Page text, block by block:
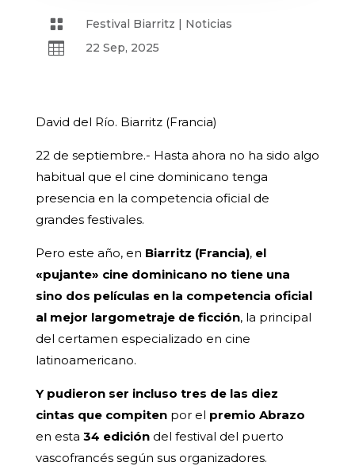
 Festival Biarritz | Noticias
 22 Sep, 2025
David del Río. Biarritz (Francia)
22 de septiembre.- Hasta ahora no ha sido algo
habitual que el cine dominicano tenga
presencia en la competencia oficial de
grandes festivales.
Pero este año, en Biarritz (Francia), el
«pujante» cine dominicano no tiene una
sino dos películas en la competencia oficial
al mejor largometraje de ficción, la principal
del certamen especializado en cine
latinoamericano.
Y pudieron ser incluso tres de las diez
cintas que compitenpor el premio Abrazo
en esta 34 edicióndel festival del puerto
vascofrancés según sus organizadores.